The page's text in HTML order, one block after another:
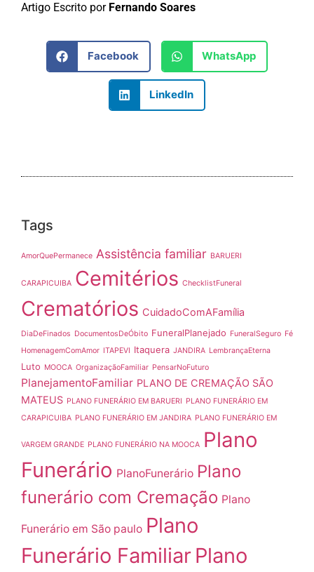
Artigo Escrito por Fernando Soares
Facebook WhatsApp
LinkedIn
Tags
AmorQuePermanece Assistência familiar BARUERI
CARAPICUIBA Cemitérios ChecklistFuneral
Crematórios CuidadoComAFamília
DiaDeFinados DocumentosDeÓbito FuneralPlanejado FuneralSeguro Fé
HomenagemComAmor ITAPEVI Itaquera JANDIRA LembrançaEterna
Luto MOOCA OrganizaçãoFamiliar PensarNoFuturo
PlanejamentoFamiliar PLANO DE CREMAÇÃO SÃO
MATEUS PLANO FUNERÁRIO EM BARUERI PLANO FUNERÁRIO EM
CARAPICUIBA PLANO FUNERÁRIO EM JANDIRA PLANO FUNERÁRIO EM
VARGEM GRANDE PLANO FUNERÁRIO NA MOOCA Plano
Funerário PlanoFunerário Plano
funerário com Cremação Plano
Funerário em São paulo Plano
Funerário Familiar Plano